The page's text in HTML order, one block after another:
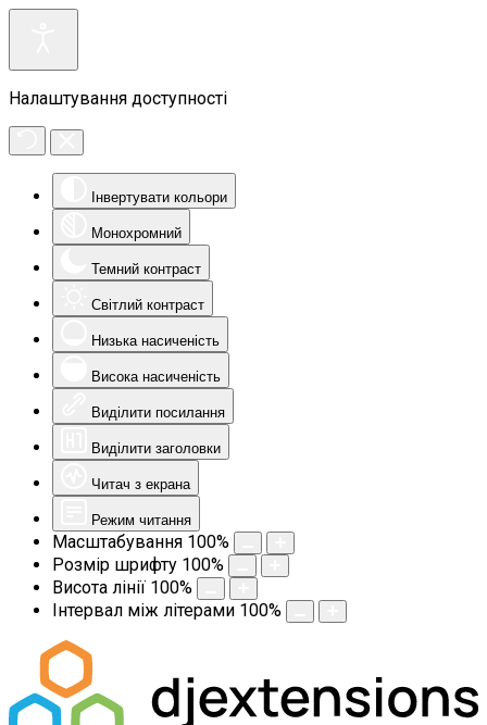
Налаштування доступності
Інвертувати кольори
Монохромний
Темний контраст
Світлий контраст
Низька насиченість
Висока насиченість
Виділити посилання
Виділити заголовки
Читач з екрана
Режим читання
Масштабування 100%
Розмір шрифту 100%
Висота лінії 100%
Інтервал між літерами 100%